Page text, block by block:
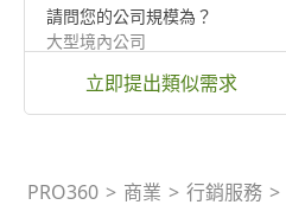
請問您的公司規模為？
大型境內公司
立即提出類似需求
PRO360 > 商業 > 行銷服務 >